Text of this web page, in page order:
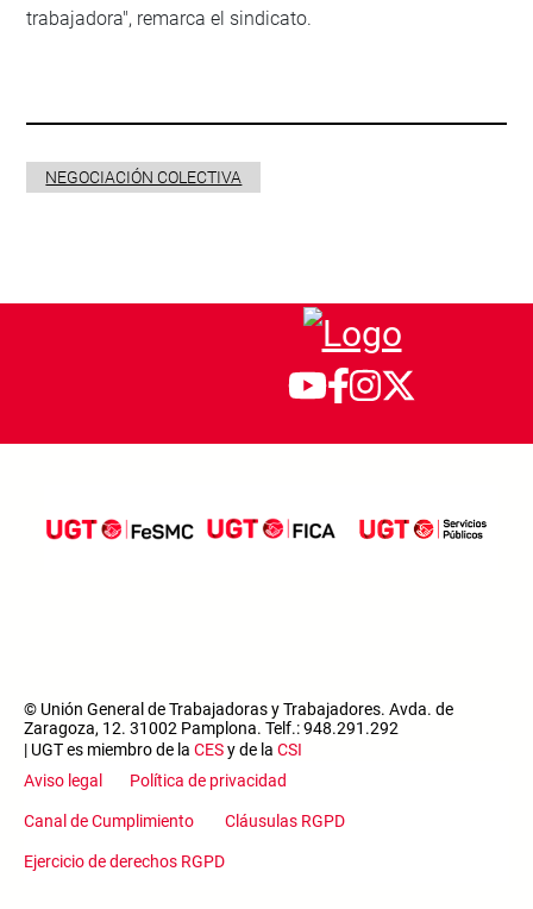
trabajadora", remarca el sindicato.
NEGOCIACIÓN COLECTIVA
© Unión General de Trabajadoras y Trabajadores. Avda. de
Zaragoza, 12. 31002 Pamplona. Telf.: 948.291.292
| UGT es miembro de la CESy de la CSI
Aviso legal
Política de privacidad
Canal de Cumplimiento Cláusulas RGPD
Ejercicio de derechos RGPD